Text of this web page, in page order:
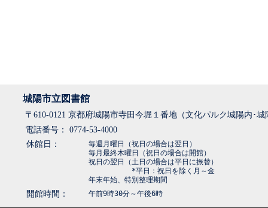
城陽市立図書館
〒610-0121 京都府城陽市寺田今堀１番地（文化パルク城陽内･
電話番号： 0774-53-4000
休館日：
毎週月曜日（祝日の場合は翌日）
毎月最終木曜日（祝日の場合は開館）
祝日の翌日（土日の場合は平日に振替）
*平日：祝日を除く月～金
年末年始、特別整理期間
開館時間： 午前9時30分～午後6時